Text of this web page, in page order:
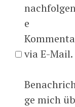
e
via E-Mail.
ge mich